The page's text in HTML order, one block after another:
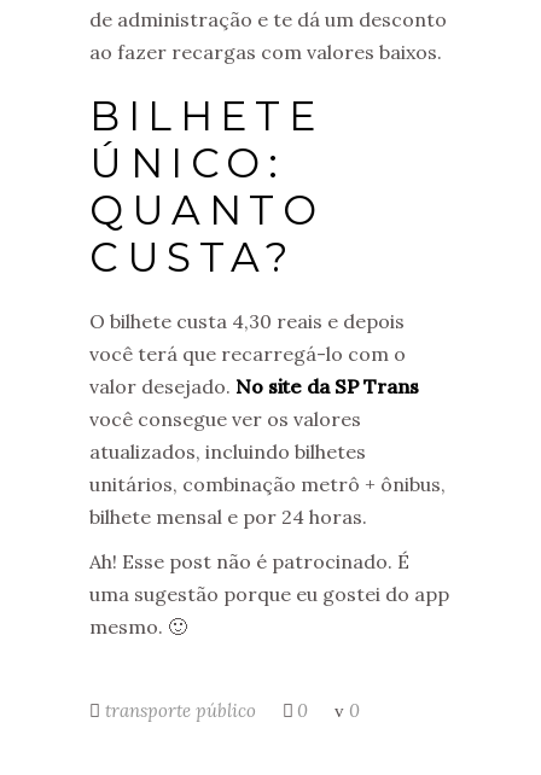
de administração e te dá um desconto
ao fazer recargas com valores baixos.
BILHETE
ÚNICO:
QUANTO
CUSTA?
O bilhete custa 4,30 reais e depois
você terá que recarregá-lo com o
valor desejado. No site da SP Trans
você consegue ver os valores
atualizados, incluindo bilhetes
unitários, combinação metrô + ônibus,
bilhete mensal e por 24 horas.
Ah! Esse post não é patrocinado. É
uma sugestão porque eu gostei do app
mesmo. 🙂
transporte público 0 0